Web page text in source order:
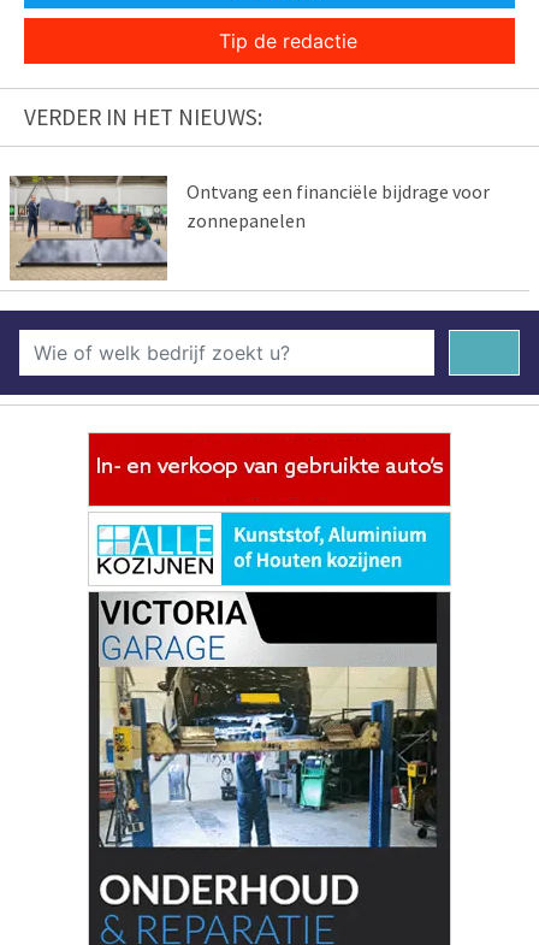
Tip de redactie
VERDER IN HET NIEUWS:
Ontvang een financiële bijdrage voor
zonnepanelen